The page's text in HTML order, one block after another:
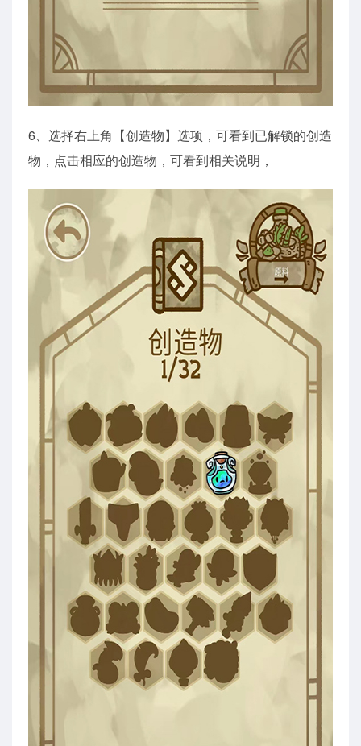
6、选择右上角【创造物】选项，可看到已解锁的创造
物，点击相应的创造物，可看到相关说明，